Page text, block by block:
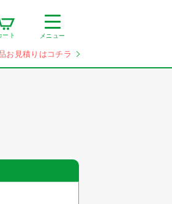
ート メニュー
お見積りはコチラ